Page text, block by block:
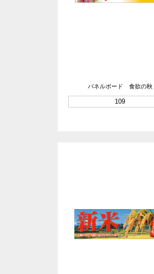
パネルボード 食欲の秋
109